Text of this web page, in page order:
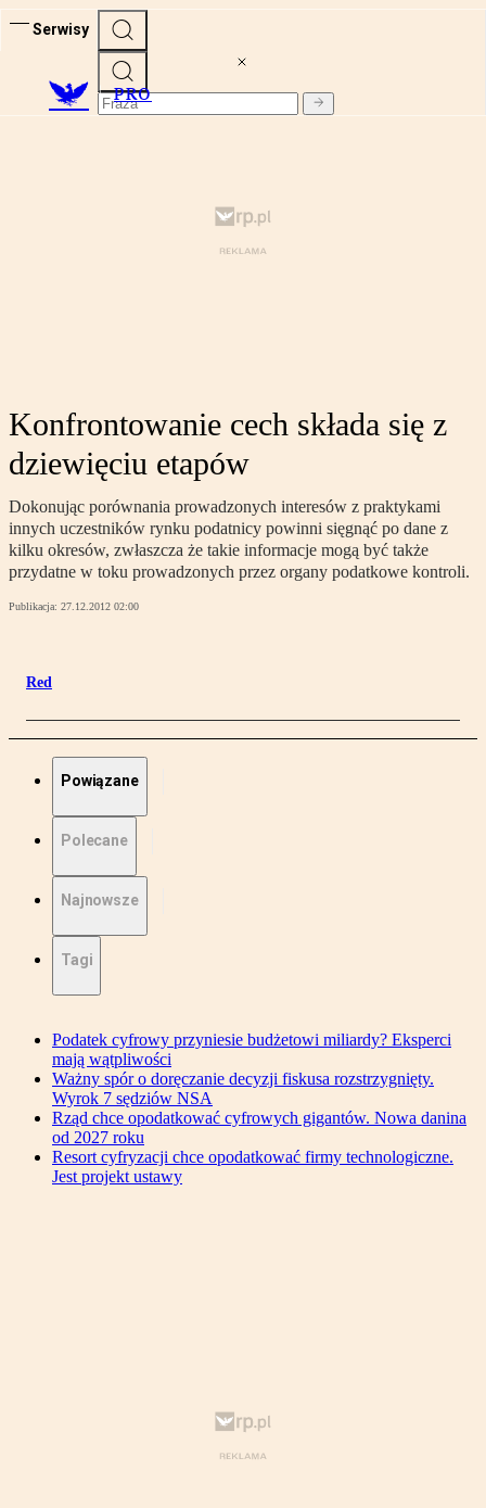
Serwisy
PRO
Konfrontowanie cech składa się z
dziewięciu etapów
Dokonując porównania prowadzonych interesów z praktykami
innych uczestników rynku podatnicy powinni sięgnąć po dane z
kilku okresów, zwłaszcza że takie informacje mogą być także
przydatne w toku prowadzonych przez organy podatkowe kontroli.
Publikacja: 27.12.2012 02:00
Red
Powiązane
Polecane
Najnowsze
Tagi
Podatek cyfrowy przyniesie budżetowi miliardy? Eksperci
mają wątpliwości
Ważny spór o doręczanie decyzji fiskusa rozstrzygnięty.
Wyrok 7 sędziów NSA
Rząd chce opodatkować cyfrowych gigantów. Nowa danina
od 2027 roku
Resort cyfryzacji chce opodatkować firmy technologiczne.
Jest projekt ustawy